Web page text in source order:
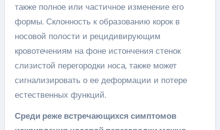
также полное или частичное изменение его
формы. Склонность к образованию корок в
носовой полости и рецидивирующим
кровотечениям на фоне истончения стенок
слизистой перегородки носа, также может
сигнализировать о ее деформации и потере
естественных функций.
Среди реже встречающихся симптомов